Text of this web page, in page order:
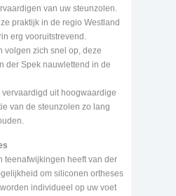
van uw steunzolen.
praktijk in de regio Westland
erg vooruitstrevend.
volgen zich snel op, deze
der Spek nauwlettend in de
uit hoogwaardige
van de steunzolen zo lang
teenafwijkingen heeft van der
om siliconen ortheses
individueel op uw voet